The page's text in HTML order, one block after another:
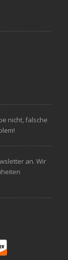
nicht, falsche
an. Wir